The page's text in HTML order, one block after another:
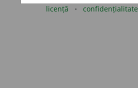
licență confidențialitate